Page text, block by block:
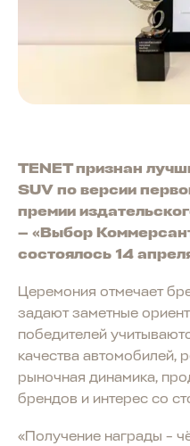
TENET признан
SUV по версии
премии
— «Выбор
состоялось 14
Церемония отмечает
задают заметные
победителей
качества автомобилей,
рыночная динамика,
брендов и интерес со
«Получение награды –